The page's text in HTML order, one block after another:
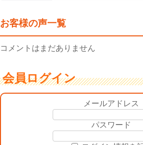
お客様の声一覧
コメントはまだありません
会員ログイン
メールアドレス
パスワード